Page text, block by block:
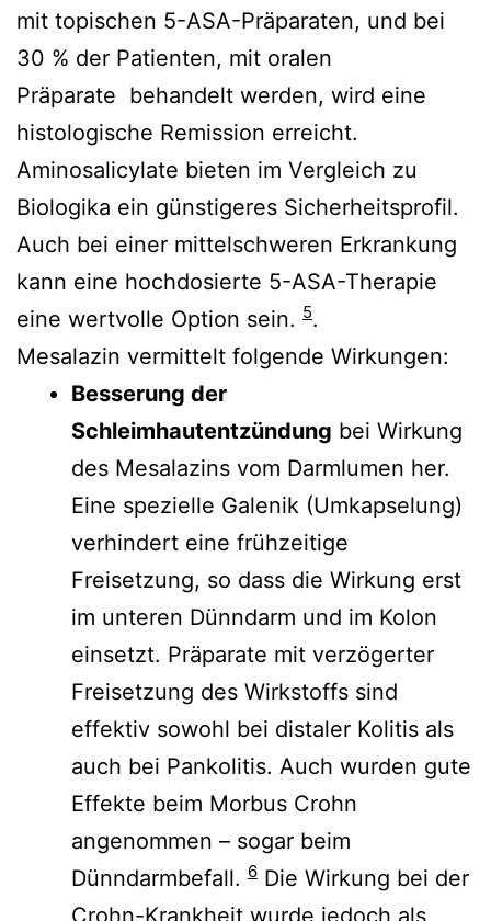
mit topischen 5-ASA-Präparaten, und bei
30 % der Patienten, mit oralen
Präparate behandelt werden, wird eine
histologische Remission erreicht.
Aminosalicylate bieten im Vergleich zu
Biologika ein günstigeres Sicherheitsprofil.
Auch bei einer mittelschweren Erkrankung
kann eine hochdosierte 5-ASA-Therapie
eine wertvolle Option sein. 5.
Mesalazin vermittelt folgende Wirkungen:
Besserung der
Schleimhautentzündung bei Wirkung
des Mesalazins vom Darmlumen her.
Eine spezielle Galenik (Umkapselung)
verhindert eine frühzeitige
Freisetzung, so dass die Wirkung erst
im unteren Dünndarm und im Kolon
einsetzt. Präparate mit verzögerter
Freisetzung des Wirkstoffs sind
effektiv sowohl bei distaler Kolitis als
auch bei Pankolitis. Auch wurden gute
Effekte beim Morbus Crohn
angenommen – sogar beim
Dünndarmbefall. 6 Die Wirkung bei der
Crohn-Krankheit wurde jedoch als